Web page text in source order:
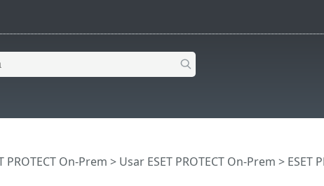
PROTECT On-Prem > Usar ESET PROTECT On-Prem > ESET